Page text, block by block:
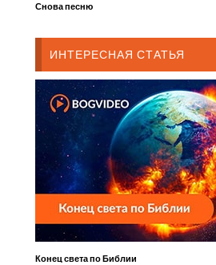
Снова песню
ИНТЕРЕСНАЯ СТАТЬЯ
Конец света по Библии